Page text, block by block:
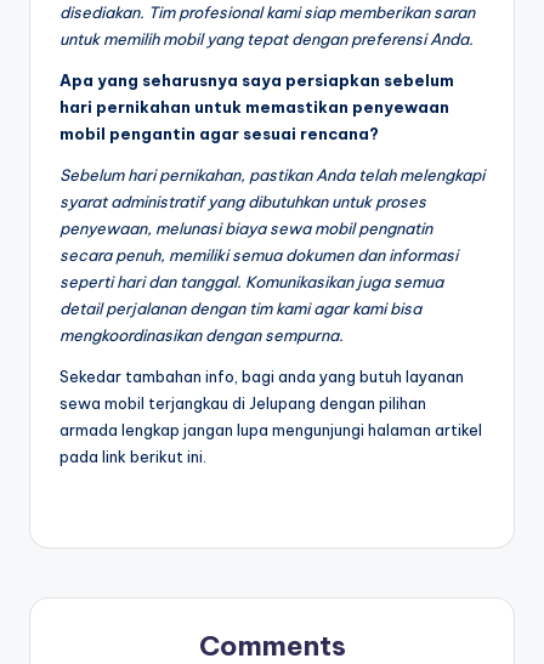
disediakan. Tim profesional kami siap memberikan saran
untuk memilih mobil yang tepat dengan preferensi Anda.
Apa yang seharusnya saya persiapkan sebelum
hari pernikahan untuk memastikan penyewaan
mobil pengantin agar sesuai rencana?
Sebelum hari pernikahan, pastikan Anda telah melengkapi
syarat administratif yang dibutuhkan untuk proses
penyewaan, melunasi biaya sewa mobil pengnatin
secara penuh, memiliki semua dokumen dan informasi
seperti hari dan tanggal. Komunikasikan juga semua
detail perjalanan dengan tim kami agar kami bisa
mengkoordinasikan dengan sempurna.
Sekedar tambahan info, bagi anda yang butuh layanan
sewa mobil terjangkau di Jelupang dengan pilihan
armada lengkap jangan lupa mengunjungi halaman artikel
pada link berikut ini.
Comments